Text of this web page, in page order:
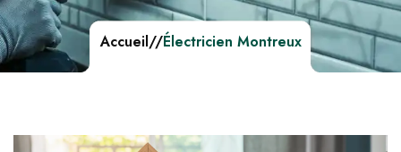
Accueil//Électricien Montreux